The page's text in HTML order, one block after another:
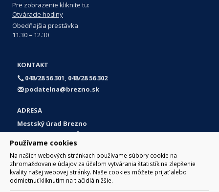
Používame cookies
Na našich webových stránkach používame súbory cookie na
zhromažďovanie údajov za účelom vytvárania štatistík na zlepšenie
kvality našej webovej stránky. Naše cookies môžete prijať alebo
odmietnuť kliknutím na tlačidlá nižšie.
Pre zobrazenie kliknite tu:
Otváracie hodiny
Obedňajšia prestávka
11.30 – 12.30
KONTAKT
048/28 56 301, 048/28 56 302
podatelna@brezno.sk
ADRESA
Mestský úrad Brezno
Námestie gen. M. R. Štefánika 1
977 01 Brezno
Slovakia (Slovak Republic)